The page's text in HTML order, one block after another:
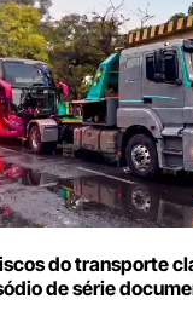
do transporte
de série